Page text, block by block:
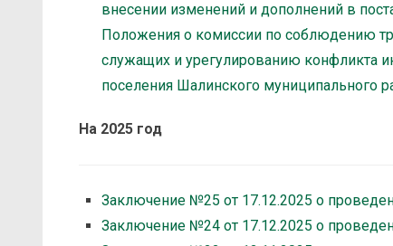
внесении изменений и дополнений в
Положения о комиссии по соблюдению
служащих и урегулированию конфликта
поселения Шалинского муниципального
На 2025 год
Заключение №25 от 17.12.2025 о
Заключение №24 от 17.12.2025 о